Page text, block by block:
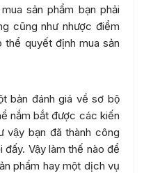
sản phẩm bạn phải
cũng như nhược điểm
quyết định mua sản
bản đánh giá về sơ bộ
nắm bắt được các kiến
vậy bạn đã thành công
Vậy làm thế nào để
phẩm hay một dịch vụ